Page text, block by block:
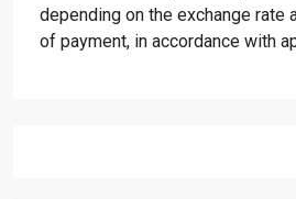
depending on the exchange rate
of payment, in accordance with